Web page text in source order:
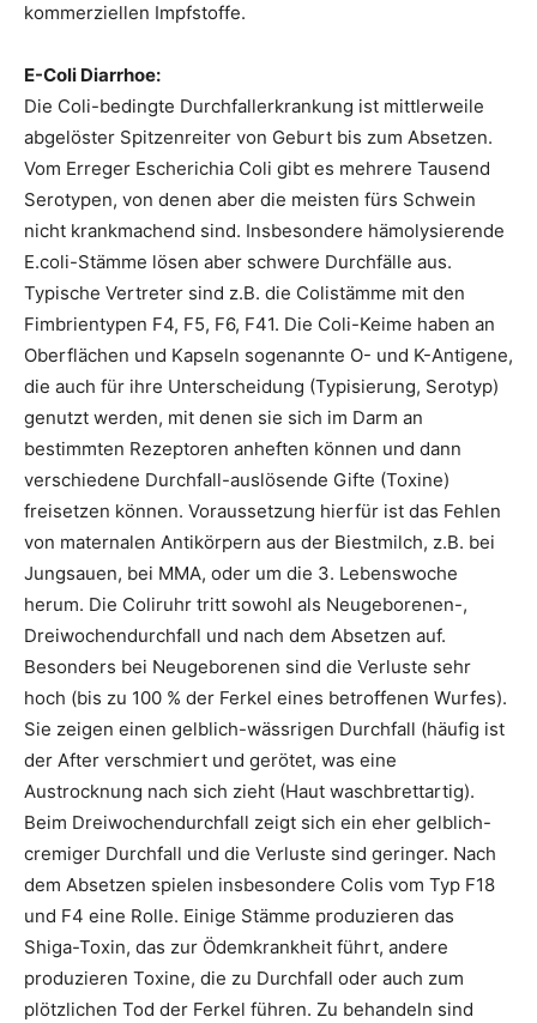
kommerziellen Impfstoffe.
E-Coli Diarrhoe:
Die Coli-bedingte Durchfallerkrankung ist mittlerweile
abgelöster Spitzenreiter von Geburt bis zum Absetzen.
Vom Erreger Escherichia Coli gibt es mehrere Tausend
Serotypen, von denen aber die meisten fürs Schwein
nicht krankmachend sind. Insbesondere hämolysierende
E.coli-Stämme lösen aber schwere Durchfälle aus.
Typische Vertreter sind z.B. die Colistämme mit den
Fimbrientypen F4, F5, F6, F41. Die Coli-Keime haben an
Oberflächen und Kapseln sogenannte O- und K-Antigene,
die auch für ihre Unterscheidung (Typisierung, Serotyp)
genutzt werden, mit denen sie sich im Darm an
bestimmten Rezeptoren anheften können und dann
verschiedene Durchfall-auslösende Gifte (Toxine)
freisetzen können. Voraussetzung hierfür ist das Fehlen
von maternalen Antikörpern aus der Biestmilch, z.B. bei
Jungsauen, bei MMA, oder um die 3. Lebenswoche
herum. Die Coliruhr tritt sowohl als Neugeborenen-,
Dreiwochendurchfall und nach dem Absetzen auf.
Besonders bei Neugeborenen sind die Verluste sehr
hoch (bis zu 100 % der Ferkel eines betroffenen Wurfes).
Sie zeigen einen gelblich-wässrigen Durchfall (häufig ist
der After verschmiert und gerötet, was eine
Austrocknung nach sich zieht (Haut waschbrettartig).
Beim Dreiwochendurchfall zeigt sich ein eher gelblich-
cremiger Durchfall und die Verluste sind geringer. Nach
dem Absetzen spielen insbesondere Colis vom Typ F18
und F4 eine Rolle. Einige Stämme produzieren das
Shiga-Toxin, das zur Ödemkrankheit führt, andere
produzieren Toxine, die zu Durchfall oder auch zum
plötzlichen Tod der Ferkel führen. Zu behandeln sind